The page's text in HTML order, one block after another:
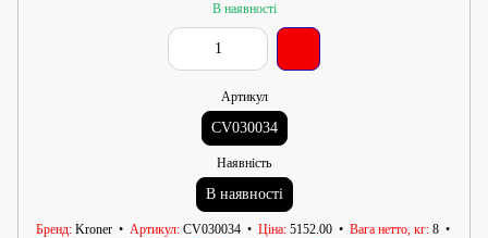
В наявності
Артикул
CV030034
Наявність
В наявності
Бренд Kroner Артикул CV030034 Ціна 5152.00 Вага нетто, кг 8